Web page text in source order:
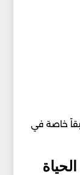
خاصة في